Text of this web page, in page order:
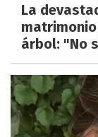
La
árbol: "No